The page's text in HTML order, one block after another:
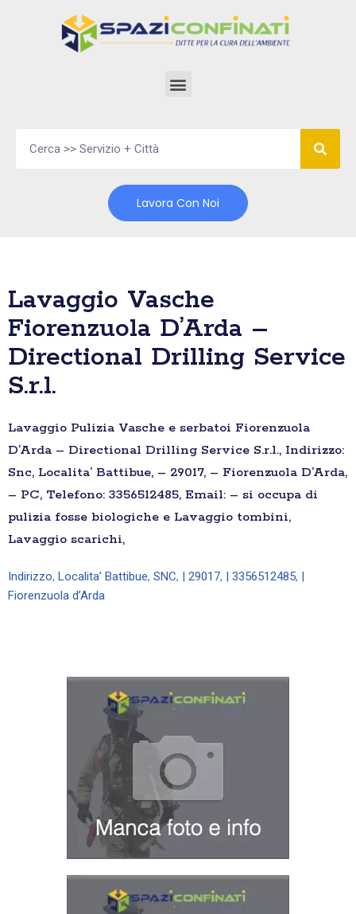
Lavora Con Noi
Lavaggio Vasche
Fiorenzuola D’Arda –
Directional Drilling Service
S.r.l.
Lavaggio Pulizia Vasche e serbatoi Fiorenzuola
D’Arda – Directional Drilling Service S.r.l., Indirizzo:
Snc, Localita’ Battibue, – 29017, – Fiorenzuola D’Arda,
– PC, Telefono: 3356512485, Email: – si occupa di
pulizia fosse biologiche e Lavaggio tombini,
Lavaggio scarichi,
Indirizzo, Localita’ Battibue, SNC, | 29017, | 3356512485,
Fiorenzuola d’Arda